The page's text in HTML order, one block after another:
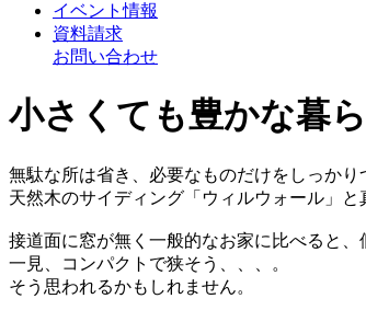
イベント情報
資料請求
お問い合わせ
小さくても豊かな暮
無駄な所は省き、必要なものだけをしっかり
天然木のサイディング「ウィルウォール」
接道面に窓が無く一般的なお家に比べると、
一見、コンパクトで狭そう、、、。
そう思われるかもしれません。